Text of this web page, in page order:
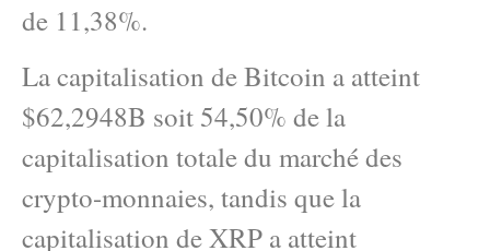
de 11,38%.
La capitalisation de Bitcoin a atteint
$62,2948B soit 54,50% de la
capitalisation totale du marché des
crypto-monnaies, tandis que la
capitalisation de XRP a atteint